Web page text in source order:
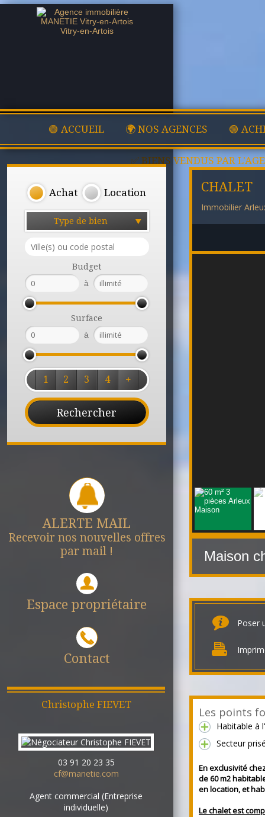
🟢 ACCUEIL 🌍 NOS AGENCES 🟢
✅ BIENS VENDUS PAR
Achat Location
Type de bien
Budget
à
Surface
à
1 2 3 4 +
ALERTE MAIL
Recevoir nos nouvelles offres
par mail !
Espace propriétaire
Contact
Christophe FIEVET
03 91 20 23 35
cf@manetie.com
Agent commercial (Entreprise
individuelle)
CHALET
Immobilier
Maison
Poser
Les points
Habitable à
Secteur
En exclusivité
de 60 m2
en location, et
Le chalet est